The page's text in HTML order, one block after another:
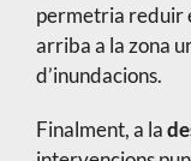
permetria reduir
arriba a la zona
d’inundacions.
Finalment, a la